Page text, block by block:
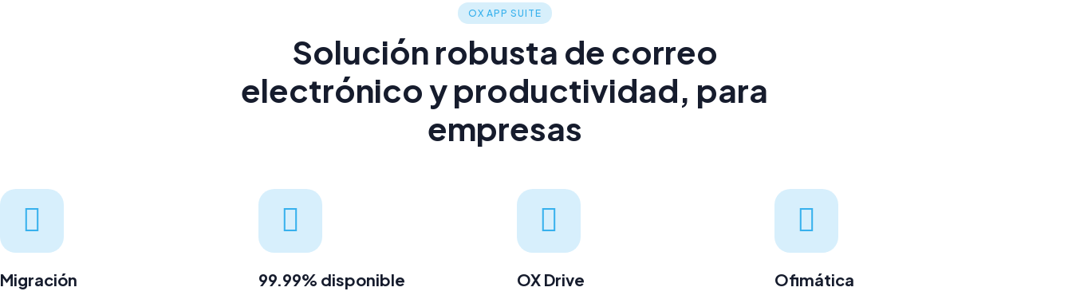
OX APP SUITE
Solución robusta de correo
electrónico y productividad, para
empresas
Migración 99.99% disponible OX Drive Ofimática